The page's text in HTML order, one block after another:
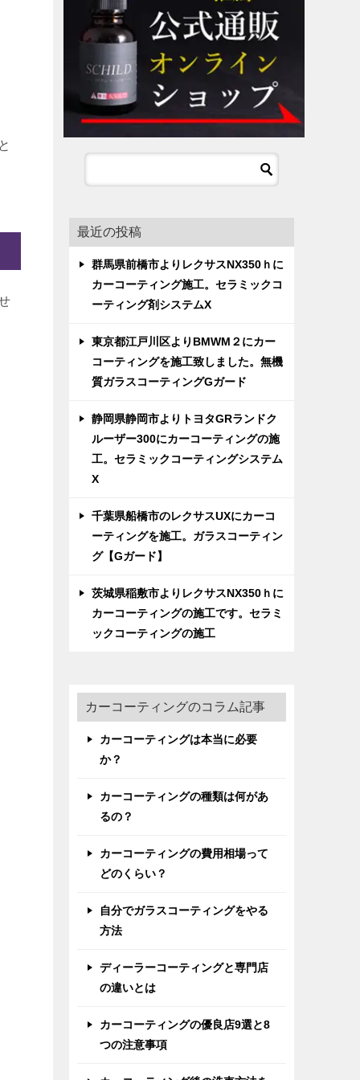
最近の投稿
群馬県前橋市よりレクサスNX350ｈに
カーコーティング施工。セラミックコ
ーティング剤システムX
東京都江戸川区よりBMWM２にカー
コーティングを施工致しました。無機
質ガラスコーティングGガード
静岡県静岡市よりトヨタGRランドク
ルーザー300にカーコーティングの施
工。セラミックコーティングシステム
X
千葉県船橋市のレクサスUXにカーコ
ーティングを施工。ガラスコーティン
グ【Gガード】
茨城県稲敷市よりレクサスNX350ｈに
カーコーティングの施工です。セラミ
ックコーティングの施工
カーコーティングのコラム記事
カーコーティングは本当に必要
か？
カーコーティングの種類は何があ
るの？
カーコーティングの費用相場って
どのくらい？
自分でガラスコーティングをやる
方法
ディーラーコーティングと専門店
の違いとは
カーコーティングの優良店9選と8
つの注意事項